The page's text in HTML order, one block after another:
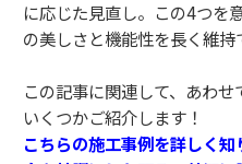
に応じた見直し。この4つを
の美しさと機能性を長く維持
この記事に関連して、あわ
いくつかご紹介します！
こちらの施工事例を詳しく知